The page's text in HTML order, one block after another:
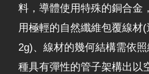
料，導體使用特殊的銅合金
用極輕的自然纖維包覆線材
2g)、線材的幾何結構需依
種具有彈性的管子架構出以